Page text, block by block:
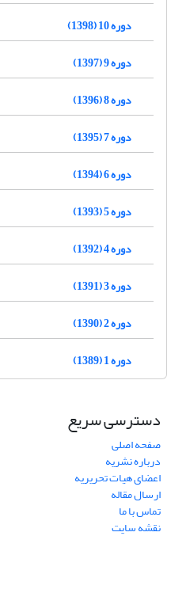
دوره 10 (1398)
دوره 9 (1397)
دوره 8 (1396)
دوره 7 (1395)
دوره 6 (1394)
دوره 5 (1393)
دوره 4 (1392)
دوره 3 (1391)
دوره 2 (1390)
دوره 1 (1389)
دسترسی سریع
صفحه اصلی
درباره نشریه
اعضای هیات تحریریه
ارسال مقاله
تماس با ما
نقشه سایت